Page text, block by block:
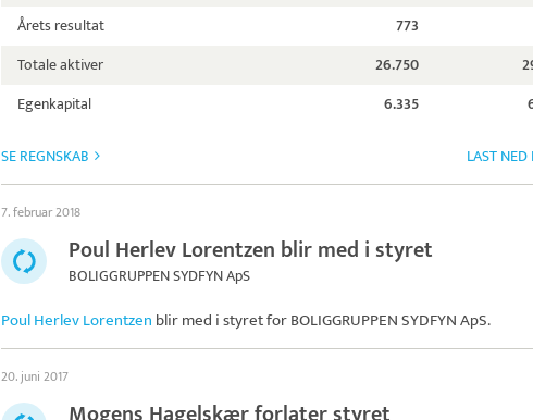
Årets resultat
773
Totale aktiver
26.750
Egenkapital
6.335
SE REGNSKAB LAST NED
7. februar 2018
Poul Herlev Lorentzen blir med i styret
BOLIGGRUPPEN SYDFYN ApS
Poul Herlev Lorentzen blir med i styret forBOLIGGRUPPEN SYDFYN ApS.
20. juni 2017